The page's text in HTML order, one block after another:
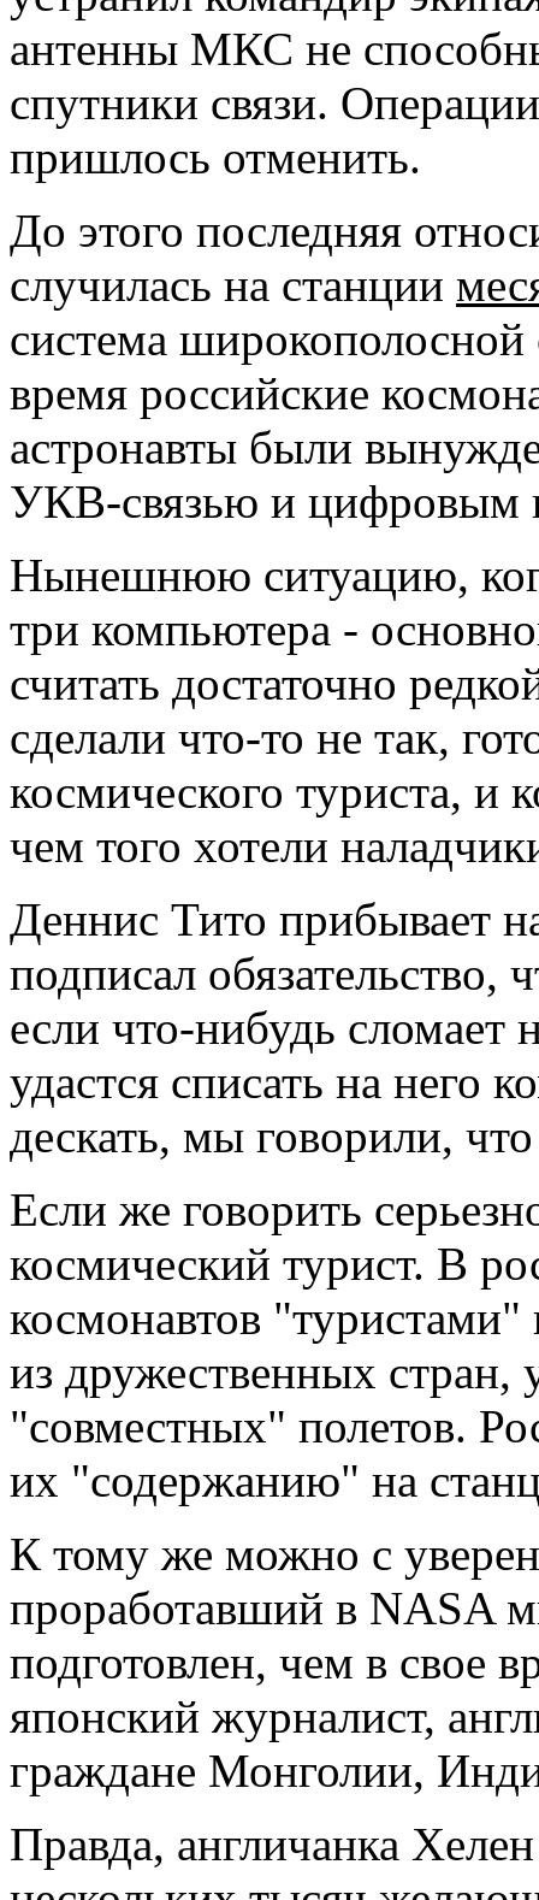
антенны МКС не
спутники связи.
пришлось отменить.
До этого последняя
случилась на станции
система широкополосной
время российские
астронавты были
УКВ-связью и цифровым
Нынешнюю ситуацию,
три компьютера -
считать достаточно
сделали что-то не так,
космического туриста, и
чем того хотели
Деннис Тито прибывает
подписал обязательство,
если что-нибудь сломает
удастся списать на него
дескать, мы говорили,
Если же говорить
космический турист. В
космонавтов "туристами"
из дружественных стран,
"совместных" полетов.
их "содержанию" на
К тому же можно с
проработавший в NASA
подготовлен, чем в свое
японский журналист,
граждане Монголии,
Правда, англичанка